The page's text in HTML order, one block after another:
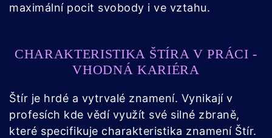
maximální pocit svobody i ve vztahu.
CHARAKTERISTIKA ŠTÍRA V PRÁCI -
VHODNÁ KARIÉRA
Štír je hrdé a vytrvalé znamení. Vynikají v
profesích kde vědí využít své silné zbraně,
které specifikuje charakteristika znamení Štír.